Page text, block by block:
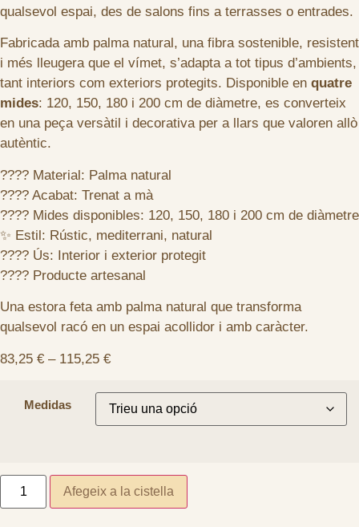
qualsevol espai, des de salons fins a terrasses o entrades.
Fabricada amb palma natural, una fibra sostenible, resistent
i més lleugera que el vímet, s’adapta a tot tipus d’ambients,
tant interiors com exteriors protegits. Disponible en quatre
mides: 120, 150, 180 i 200 cm de diàmetre, es converteix
en una peça versàtil i decorativa per a llars que valoren allò
autèntic.
???? Material: Palma natural
???? Acabat: Trenat a mà
???? Mides disponibles: 120, 150, 180 i 200 cm de diàmetre
✨ Estil: Rústic, mediterrani, natural
???? Ús: Interior i exterior protegit
???? Producte artesanal
Una estora feta amb palma natural que transforma
qualsevol racó en un espai acollidor i amb caràcter.
83,25 € – 115,25 €
Medidas
Afegeix a la cistella